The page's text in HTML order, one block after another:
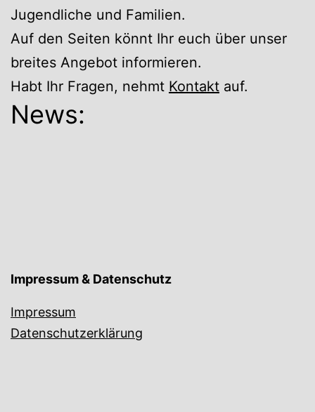
Jugendliche und Familien.
Auf den Seiten könnt Ihr euch über unser
breites Angebot informieren.
Habt Ihr Fragen, nehmt Kontakt auf.
News:
Impressum & Datenschutz
Impressum
Datenschutzerklärung